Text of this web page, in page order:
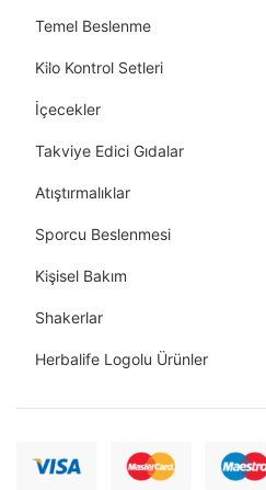
Temel Beslenme
Kilo Kontrol Setleri
İçecekler
Takviye Edici Gıdalar
Atıştırmalıklar
Sporcu Beslenmesi
Kişisel Bakım
Shakerlar
Herbalife Logolu Ürünler